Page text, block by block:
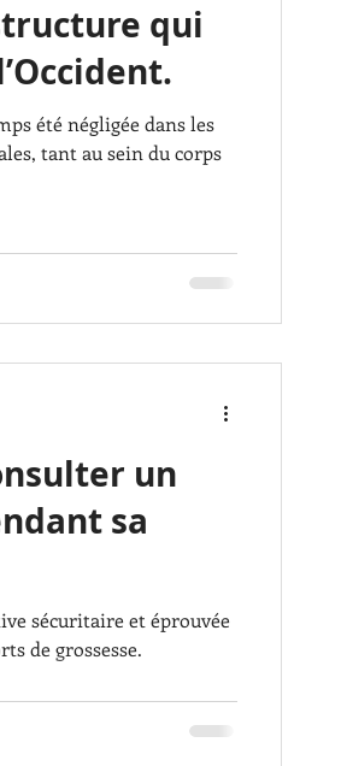
qui
été négligée dans les
tant au sein du corps
un
sa
de grossesse.